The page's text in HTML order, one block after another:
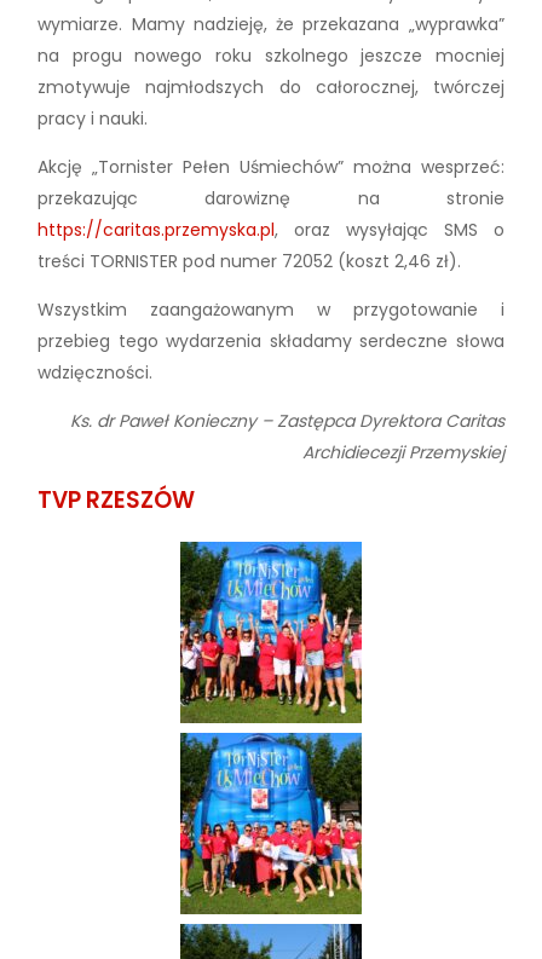
wymiarze. Mamy nadzieję, że przekazana „wyprawka”
na progu nowego roku szkolnego jeszcze mocniej
zmotywuje najmłodszych do całorocznej, twórczej
pracy i nauki.
Akcję „Tornister Pełen Uśmiechów” można wesprzeć:
przekazując darowiznę na stronie
https://caritas.przemyska.pl, oraz wysyłając SMS o
treści TORNISTER pod numer 72052 (koszt 2,46 zł).
Wszystkim zaangażowanym w przygotowanie i
przebieg tego wydarzenia składamy serdeczne słowa
wdzięczności.
Ks. dr Paweł Konieczny – Zastępca Dyrektora Caritas
Archidiecezji Przemyskiej
TVP RZESZÓW